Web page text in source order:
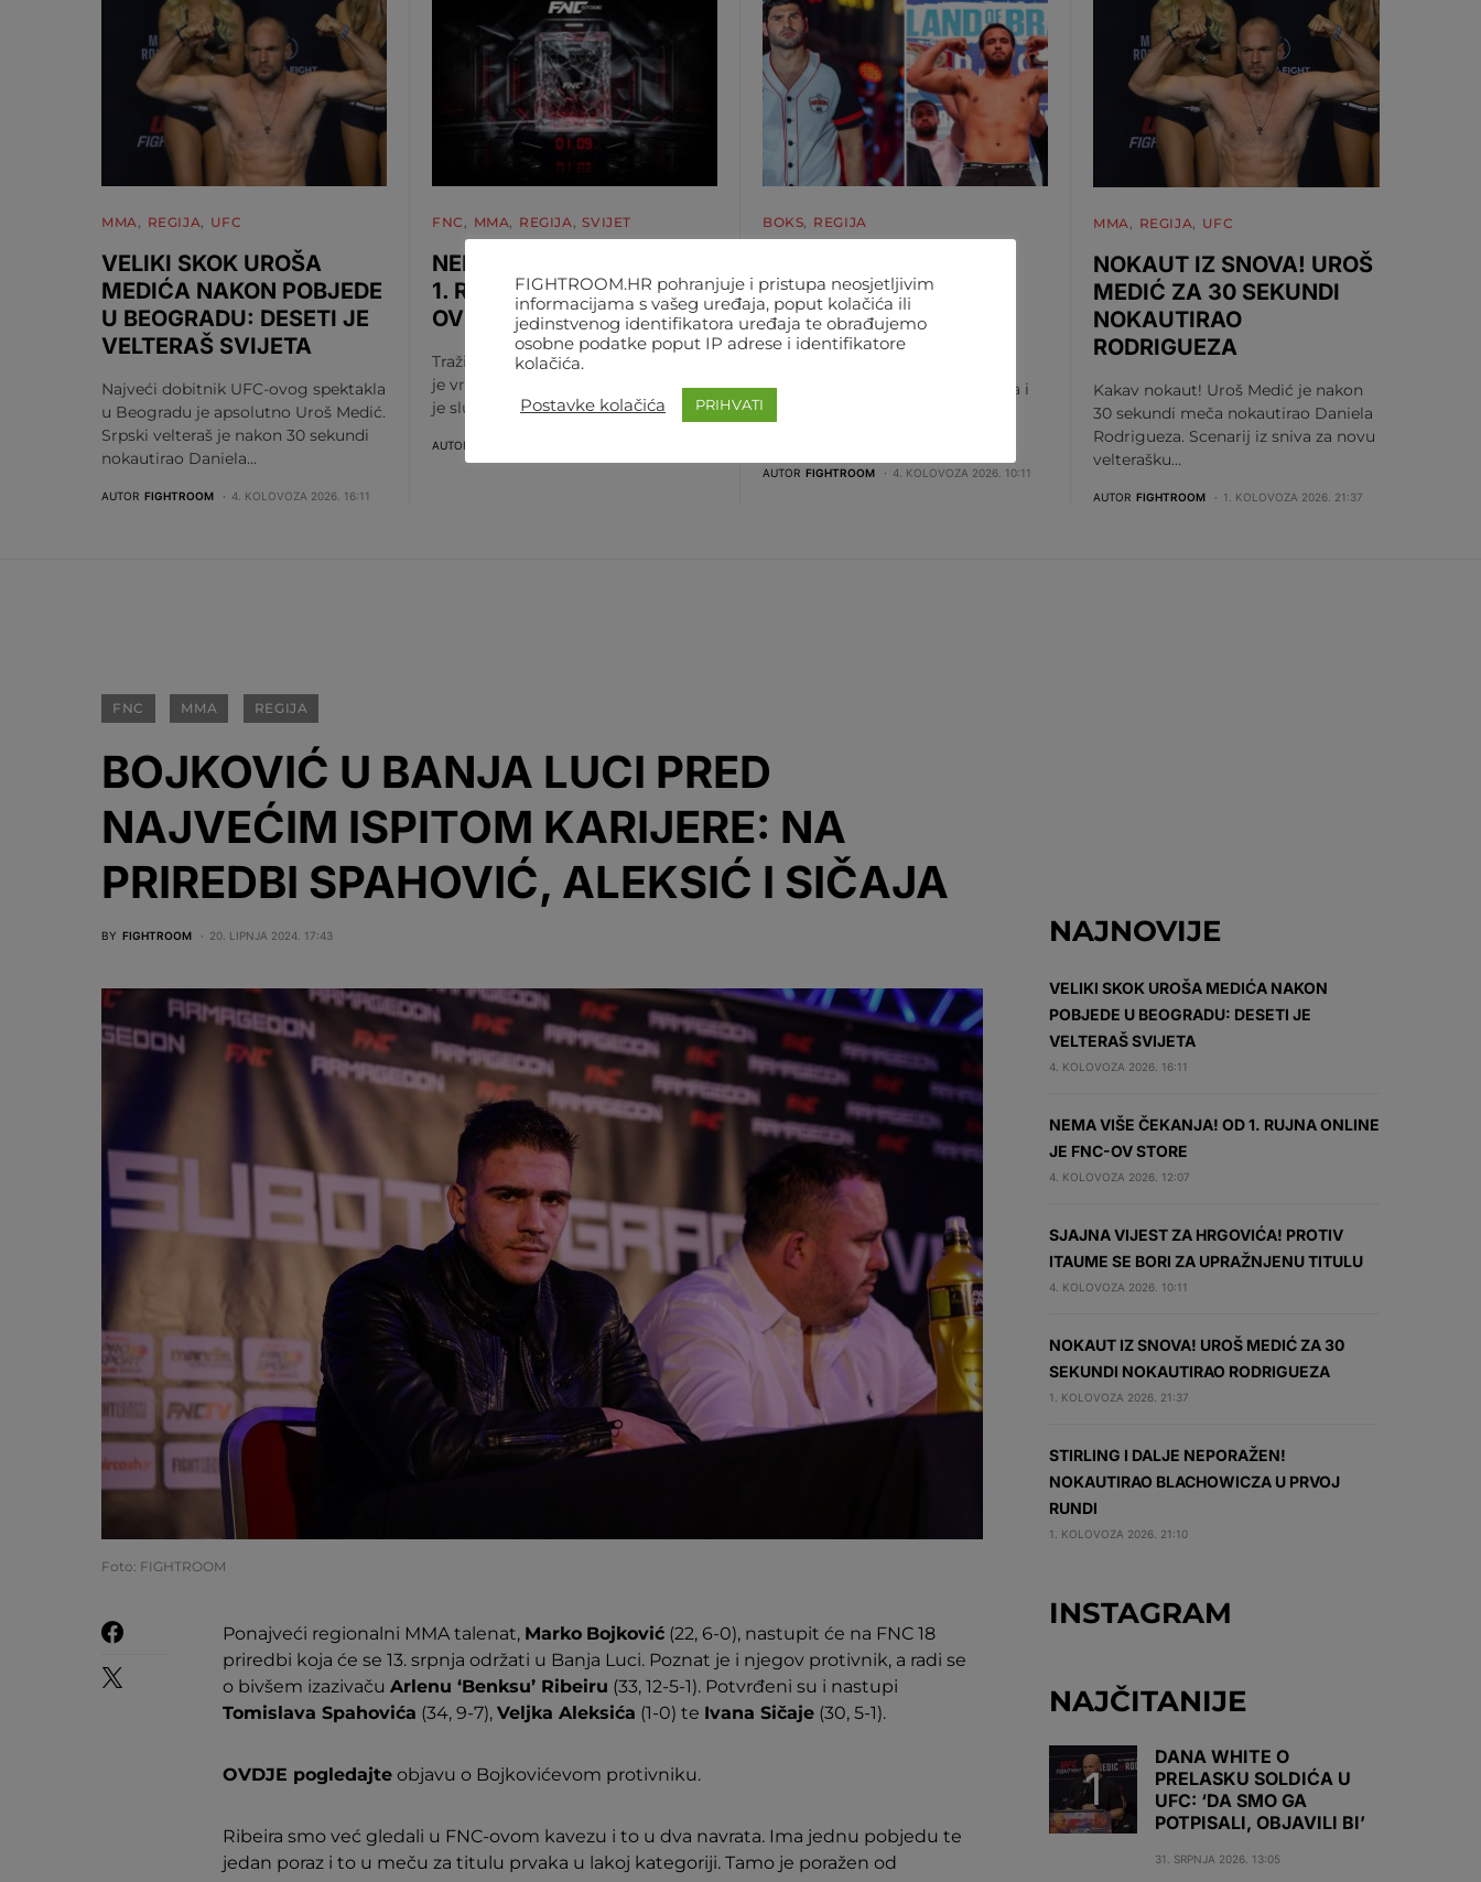
MMA REGIJA UFC
VELIKI SKOK UROŠA
MEDIĆA NAKON POBJEDE
U BEOGRADU: DESETI JE
VELTERAŠ SVIJETA
Najveći dobitnik UFC-ovog spektakla
u Beogradu je apsolutno Uroš Medić.
Srpski velteraš je nakon 30 sekundi
nokautirao Daniela…
AUTOR FIGHTROOM 4. KOLOVOZA 2026. 16:11
FNC MMA REGIJA SVIJET
NEMA VIŠE ČEKANJA! OD
1. RUJNA ONLINE JE FNC-
OV STORE
Tražili ste, pitali i vjerno čekali, a sad
je vrijeme da to i dobijete: FNC store
je službeno…
AUTOR
BOKS REGIJA
HRGOVIĆA! PROTIV
ITAUME SE BORI ZA
UPRAŽNJENU TITULU
Bliži se veliki meč Filipa Hrgovića i
AUTOR FIGHTROOM 4. KOLOVOZA 2026. 10:11
MMA REGIJA UFC
NOKAUT IZ SNOVA! UROŠ
MEDIĆ ZA 30 SEKUNDI
NOKAUTIRAO
RODRIGUEZA
Kakav nokaut! Uroš Medić je nakon
30 sekundi meča nokautirao Daniela
Rodrigueza. Scenarij iz sniva za novu
velterašku…
AUTOR FIGHTROOM 1. KOLOVOZA 2026. 21:37
FNC MMA REGIJA
BOJKOVIĆ U BANJA LUCI PRED
NAJVEĆIM ISPITOM KARIJERE: NA
PRIREDBI SPAHOVIĆ, ALEKSIĆ I SIČAJA
BY FIGHTROOM 20. LIPNJA 2024. 17:43
Foto: FIGHTROOM
Ponajveći regionalni MMA talenat, Marko Bojković (22, 6-0), nastupit će na FNC 18
priredbi koja će se 13. srpnja održati u Banja Luci. Poznat je i njegov protivnik, a radi se
o bivšem izazivaču Arlenu ‘Benksu’ Ribeiru (33, 12-5-1). Potvrđeni su i nastupi
Tomislava Spahovića (34, 9-7), Veljka Aleksića (1-0) te Ivana Sičaje (30, 5-1).
OVDJE pogledajte objavu o Bojkovićevom protivniku.
Ribeira smo već gledali u FNC-ovom kavezu i to u dva navrata. Ima jednu pobjedu te
jedan poraz i to u meču za titulu prvaka u lakoj kategoriji. Tamo je poražen od
NAJNOVIJE
VELIKI SKOK UROŠA MEDIĆA NAKON
POBJEDE U BEOGRADU: DESETI JE
VELTERAŠ SVIJETA
4. KOLOVOZA 2026. 16:11
NEMA VIŠE ČEKANJA! OD 1. RUJNA ONLINE
JE FNC-OV STORE
4. KOLOVOZA 2026. 12:07
SJAJNA VIJEST ZA HRGOVIĆA! PROTIV
ITAUME SE BORI ZA UPRAŽNJENU TITULU
4. KOLOVOZA 2026. 10:11
NOKAUT IZ SNOVA! UROŠ MEDIĆ ZA 30
SEKUNDI NOKAUTIRAO RODRIGUEZA
1. KOLOVOZA 2026. 21:37
STIRLING I DALJE NEPORAŽEN!
NOKAUTIRAO BLACHOWICZA U PRVOJ
RUNDI
1. KOLOVOZA 2026. 21:10
INSTAGRAM
NAJČITANIJE
DANA WHITE O
PRELASKU SOLDIĆA U
UFC: ‘DA SMO GA
POTPISALI, OBJAVILI BI’
31. SRPNJA 2026. 13:05
FIGHTROOM.HR pohranjuje i pristupa neosjetljivim
informacijama s vašeg uređaja, poput kolačića ili
jedinstvenog identifikatora uređaja te obrađujemo
osobne podatke poput IP adrese i identifikatore
kolačića.
Postavke kolačića PRIHVATI